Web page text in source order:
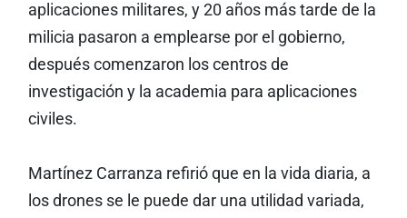
aplicaciones militares, y 20 años más tarde de la
milicia pasaron a emplearse por el gobierno,
después comenzaron los centros de
investigación y la academia para aplicaciones
civiles.
Martínez Carranza refirió que en la vida diaria, a
los drones se le puede dar una utilidad variada,